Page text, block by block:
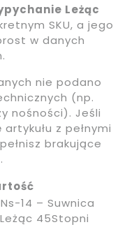
Leżąc
SKU, a jego
w danych
nie podano
(np.
nośności). Jeśli
z pełnymi
brakujące
14 – Suwnica
45Stopni